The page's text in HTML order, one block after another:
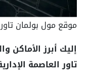
موقع مول بولمان
إليك أبرز الأماكن
تاور العاصمة